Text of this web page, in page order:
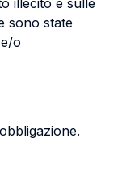
illecito e sulle
sono state
o